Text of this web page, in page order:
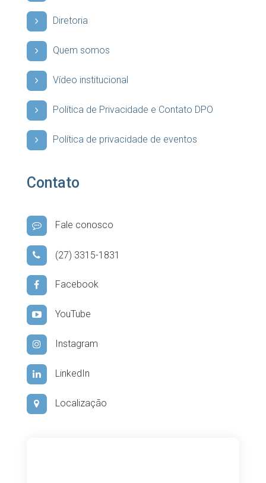
Diretoria
Quem somos
Vídeo institucional
Política de Privacidade e Contato DPO
Política de privacidade de eventos
Contato
Fale conosco
(27) 3315-1831
Facebook
YouTube
Instagram
LinkedIn
Localização